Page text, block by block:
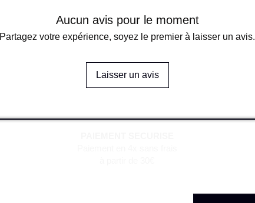
Aucun avis pour le moment
Partagez votre expérience, soyez le premier à laisser un avis.
Laisser un avis